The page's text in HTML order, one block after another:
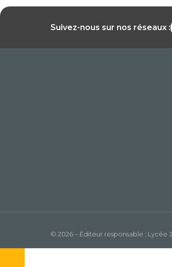
Suivez-nous sur nos réseaux :
© 2026 – Éditeur responsable : Lycée